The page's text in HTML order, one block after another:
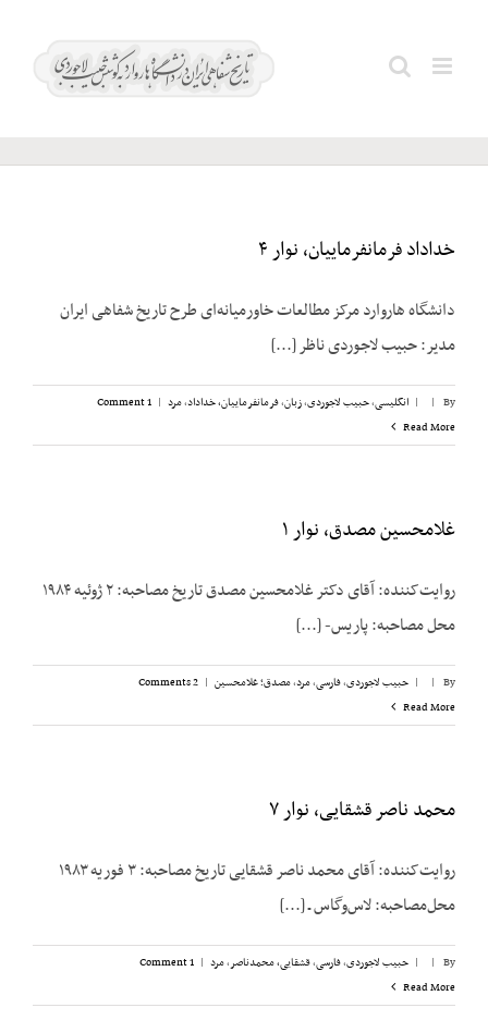
قوام؛ Search
خداداد فرمانفرماییان، نوار ۴
دانشگاه هاروارد مرکز مطالعات خاورمیانه‌ای طرح تاریخ شفاهی ایران
مدیر: حبیب لاجوردی ناظر [...]
By
|
| انگلیسی,حبیب لاجوردی,زبان,فرمانفرماییان، خداداد,مرد |
1 Comment
Read More
غلامحسین مصدق، نوار ۱
روایت‌کننده: آقای دکتر غلامحسين مصدق تاریخ مصاحبه: ۲ ژوئیه ۱۹۸۴
محل مصاحبه: پاریس- [...]
By
|
| حبیب لاجوردی,فارسی,مرد,مصدق؛ غلامحسین |
2 Comments
Read More
محمد ناصر قشقایی، نوار ۷
روایت‌کننده: آقای محمد ناصر قشقایی تاریخ مصاحبه: ۳ فوریه ۱۹۸۳
محل‌مصاحبه: لاس‌وگاس ـ [...]
By
|
| حبیب لاجوردی,فارسی,قشقایی، محمدناصر,مرد |
1 Comment
Read More